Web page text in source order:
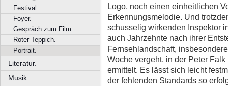
Festival.
Foyer.
Gespräch zum Film.
Roter Teppich.
Portrait.
Literatur.
Musik.
Logo, noch einen einheitlichen
Erkennungsmelodie. Und
schusselig wirkenden Inspektor
auch Jahrzehnte nach ihrer
Fernsehlandschaft,
Woche vergeht, in der Peter
ermittelt. Es lässt sich leicht
der fehlenden Standards so